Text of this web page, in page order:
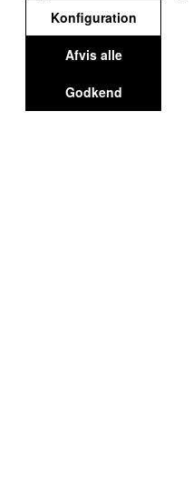
Konfiguration
Afvis alle
Godkend